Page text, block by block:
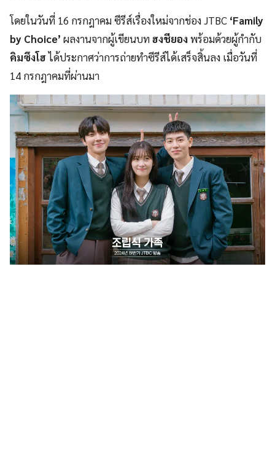
โดยในวันที่ 16 กรกฎาคม ซีรีส์เรื่องใหม่จากช่อง JTBC ‘Family
by Choice’ ผลงานจากผู้เขียนบทฮงชียองพร้อมด้วยผู้กำกับ
คิมซึงโฮได้ประกาศว่าการถ่ายทำซีรีส์ได้เสร็จสิ้นลง เมื่อวันที่
14 กรกฎาคมที่ผ่านมา